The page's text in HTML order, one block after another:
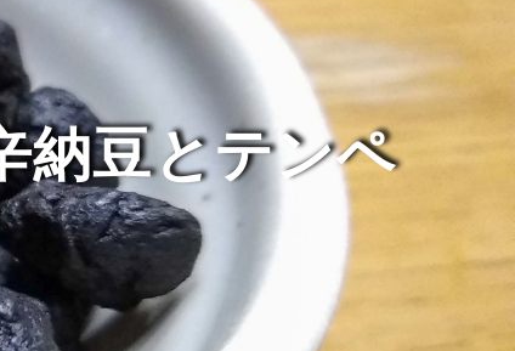
納豆とテンペ